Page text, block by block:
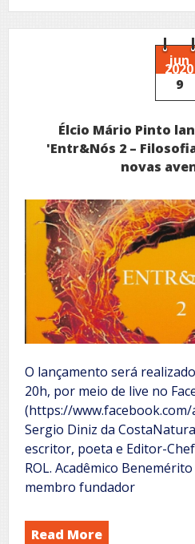
jun
2020
9
Élcio Mário Pinto
'Entr&Nós 2 –
novas
O lançamento será
20h, por meio de live no
(https://www.facebook.com/
Sergio Diniz da
escritor, poeta e Editor-
ROL. Acadêmico
membro fundador
Read More